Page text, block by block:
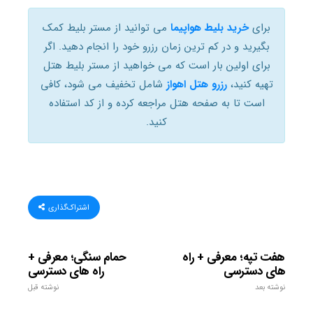
برایخرید بلیط هواپیما می توانید از مستر بلیط کمک
بگیرید و در کم ترین زمان رزرو خود را انجام دهید. اگر
برای اولین بار است که می خواهید از مستر بلیط هتل
تهیه کنید،رزرو هتل اهواز شامل تخفیف می شود، کافی
است تا به صفحه هتل مراجعه کرده و از کد استفاده
کنید.
اشتراک‌گذاری
حمام سنگی؛ معرفی +
راه های دسترسی
نوشته قبل
هفت تپه؛ معرفی + راه
های دسترسی
نوشته بعد